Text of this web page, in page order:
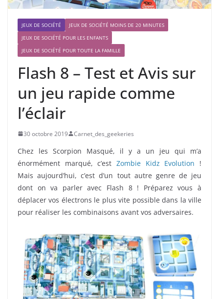
JEUX DE SOCIÉTÉ
JEUX DE SOCIÉTÉ MOINS DE 20 MINUTES
JEUX DE SOCIÉTÉ POUR LES ENFANTS
JEUX DE SOCIÉTÉ POUR TOUTE LA FAMILLE
Flash 8 – Test et Avis sur
un jeu rapide comme
l’éclair
30 octobre 2019 Carnet_des_geekeries
Chez les Scorpion Masqué, il y a un jeu qui m’a
énormément marqué, c’est Zombie Kidz Evolution !
Mais aujourd’hui, c’est d’un tout autre genre de jeu
dont on va parler avec Flash 8 ! Préparez vous à
déplacer vos électrons le plus vite possible dans la ville
pour réaliser les combinaisons avant vos adversaires.